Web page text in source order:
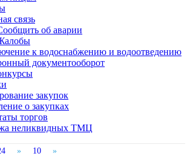
связь
об аварии
к водоснабжению и водоотведению
документооборот
закупок
о закупках
торгов
неликвидных ТМЦ
» 10
»